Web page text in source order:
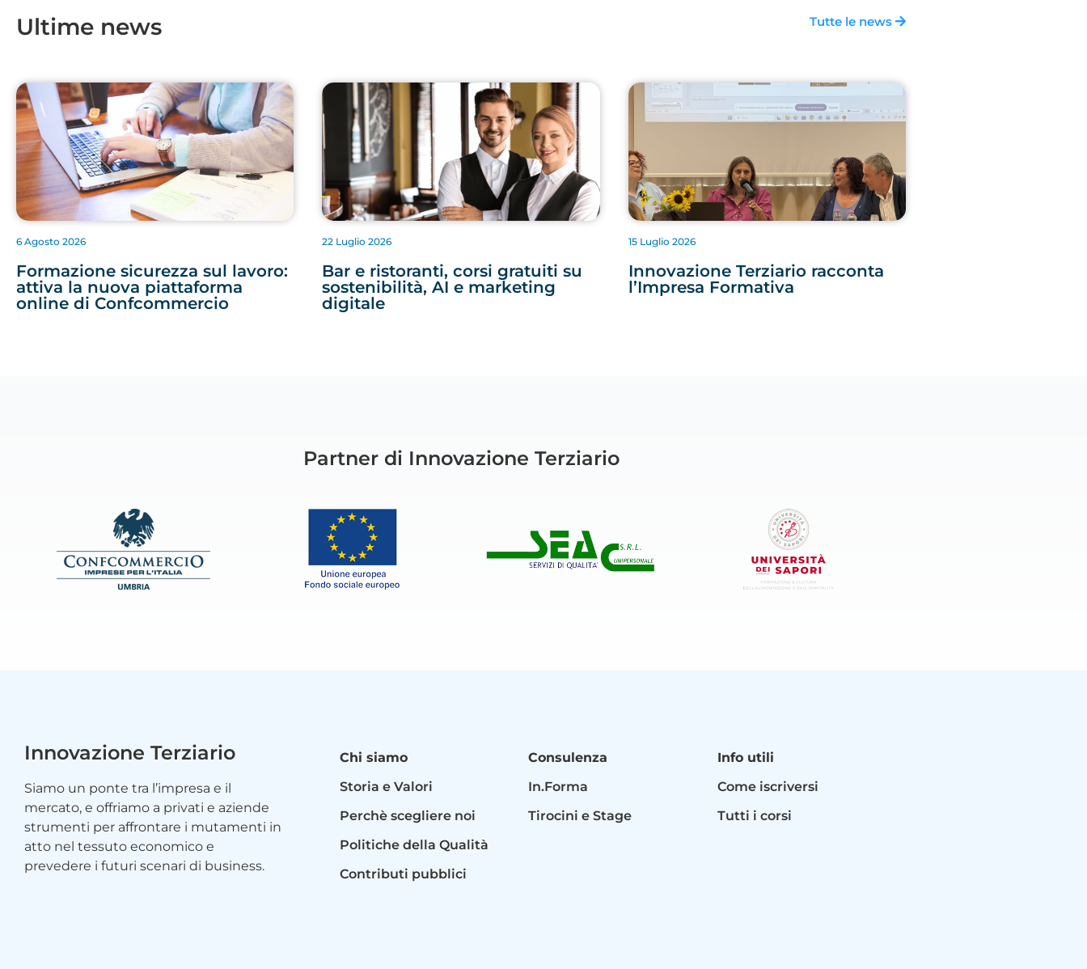
Ultime news Tutte le news
6 Agosto 2026
Formazione sicurezza sul lavoro:
attiva la nuova piattaforma
online di Confcommercio
22 Luglio 2026
Bar e ristoranti, corsi gratuiti su
sostenibilità, AI e marketing
digitale
15 Luglio 2026
Innovazione Terziario racconta
l’Impresa Formativa
Partner di Innovazione Terziario
Innovazione Terziario
Siamo un ponte tra l’impresa e il
mercato, e offriamo a privati e aziende
strumenti per affrontare i mutamenti in
atto nel tessuto economico e
prevedere i futuri scenari di business.
Chi siamo
Storia e Valori
Perchè scegliere noi
Politiche della Qualità
Contributi pubblici
Consulenza
In.Forma
Tirocini e Stage
Info utili
Come iscriversi
Tutti i corsi